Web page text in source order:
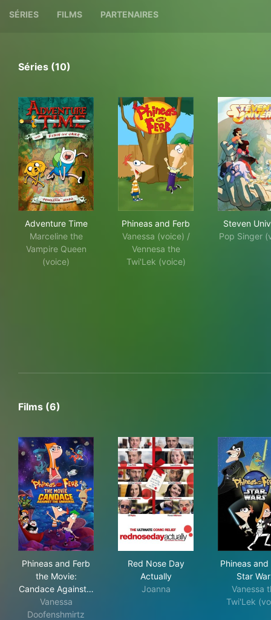
SÉRIES FILMS PARTENAIRES
Séries (10)
Adventure Time
Marceline the
Vampire Queen
(voice)
Phineas and Ferb
Vanessa (voice) /
Vennesa the
Twi'Lek (voice)
Steven
Pop Singer
Films (6)
Phineas and Ferb
the Movie:
Candace Against…
Vanessa
Doofenshmirtz
Red Nose Day
Actually
Joanna
Phineas and
Star
Vanessa
Twi'Lek